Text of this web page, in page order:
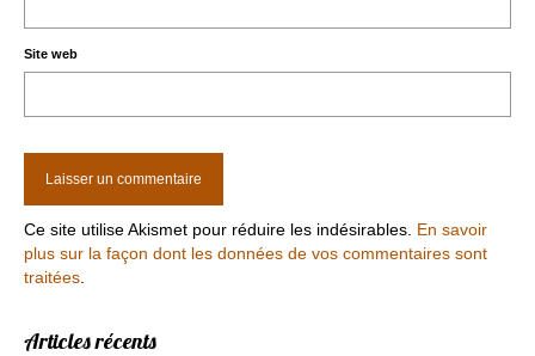
Site web
Ce site utilise Akismet pour réduire les indésirables. En savoir
plus sur la façon dont les données de vos commentaires sont
traitées
Articles récents